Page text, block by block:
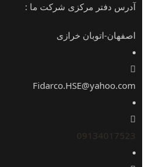
آدرس دفتر مرکزی شرکت ما :
اصفهان-اتوبان خرازی
Fidarco.HSE@yahoo.com
09134017523